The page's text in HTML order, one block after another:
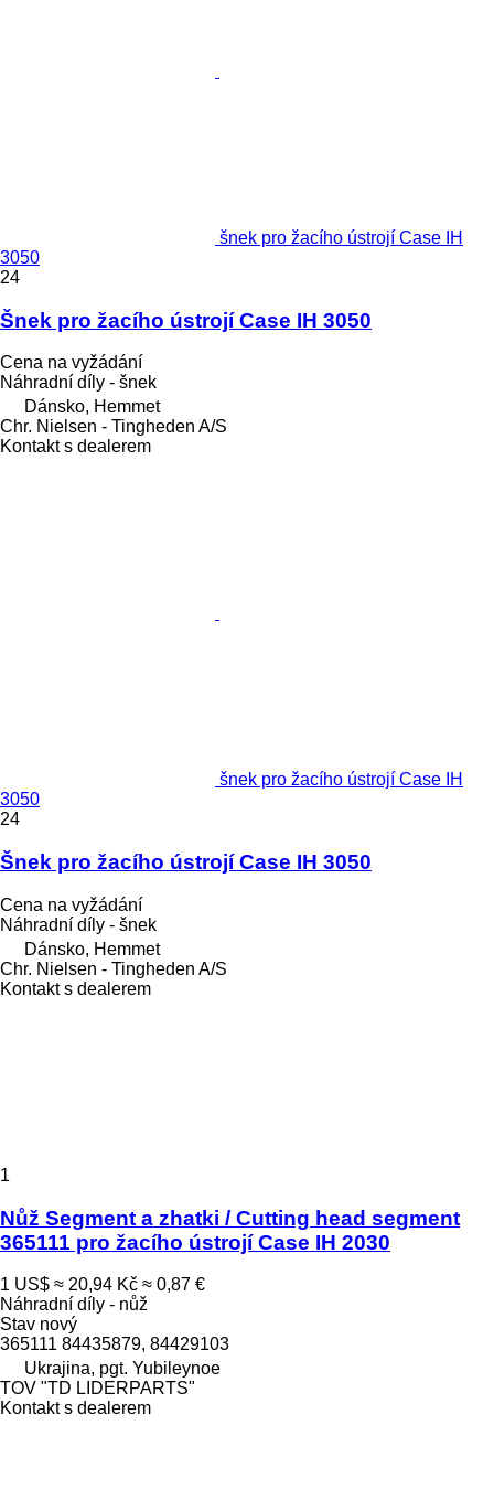
šnek pro žacího ústrojí Case IH
3050
24
Šnek pro žacího ústrojí Case IH 3050
Cena na vyžádání
Náhradní díly - šnek
Dánsko, Hemmet
Chr. Nielsen - Tingheden A/S
Kontakt s dealerem
šnek pro žacího ústrojí Case IH
3050
24
Šnek pro žacího ústrojí Case IH 3050
Cena na vyžádání
Náhradní díly - šnek
Dánsko, Hemmet
Chr. Nielsen - Tingheden A/S
Kontakt s dealerem
1
Nůž Segment a zhatki / Cutting head segment
365111 pro žacího ústrojí Case IH 2030
1 US$ ≈ 20,94 Kč ≈ 0,87 €
Náhradní díly - nůž
Stav nový
365111 84435879, 84429103
Ukrajina, pgt. Yubileynoe
TOV "TD LIDERPARTS"
Kontakt s dealerem